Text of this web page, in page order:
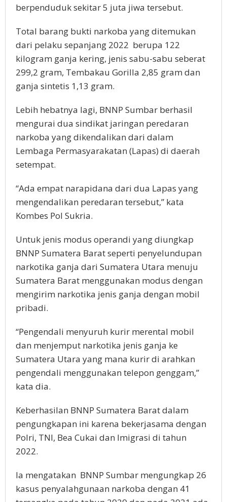
berpenduduk sekitar 5 juta jiwa tersebut.
Total barang bukti narkoba yang ditemukan
dari pelaku sepanjang 2022 berupa 122
kilogram ganja kering, jenis sabu-sabu seberat
299,2 gram, Tembakau Gorilla 2,85 gram dan
ganja sintetis 1,13 gram.
Lebih hebatnya lagi, BNNP Sumbar berhasil
mengurai dua sindikat jaringan peredaran
narkoba yang dikendalikan dari dalam
Lembaga Permasyarakatan (Lapas) di daerah
setempat.
“Ada empat narapidana dari dua Lapas yang
mengendalikan peredaran tersebut,” kata
Kombes Pol Sukria.
Untuk jenis modus operandi yang diungkap
BNNP Sumatera Barat seperti penyelundupan
narkotika ganja dari Sumatera Utara menuju
Sumatera Barat menggunakan modus dengan
mengirim narkotika jenis ganja dengan mobil
pribadi.
“Pengendali menyuruh kurir merental mobil
dan menjemput narkotika jenis ganja ke
Sumatera Utara yang mana kurir di arahkan
pengendali menggunakan telepon genggam,”
kata dia.
Keberhasilan BNNP Sumatera Barat dalam
pengungkapan ini karena bekerjasama dengan
Polri, TNI, Bea Cukai dan Imigrasi di tahun
2022.
Ia mengatakan BNNP Sumbar mengungkap 26
kasus penyalahgunaan narkoba dengan 41